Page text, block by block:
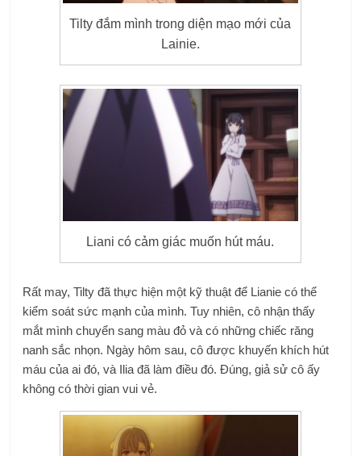
Tilty đắm mình trong diện mạo mới của
Lainie.
Liani có cảm giác muốn hút máu.
Rất may, Tilty đã thực hiện một kỹ thuật để Lianie có thể
kiểm soát sức mạnh của mình. Tuy nhiên, cô nhận thấy
mắt mình chuyển sang màu đỏ và có những chiếc răng
nanh sắc nhọn. Ngày hôm sau, cô được khuyến khích hút
máu của ai đó, và Ilia đã làm điều đó. Đúng, giả sử cô ấy
không có thời gian vui vẻ.